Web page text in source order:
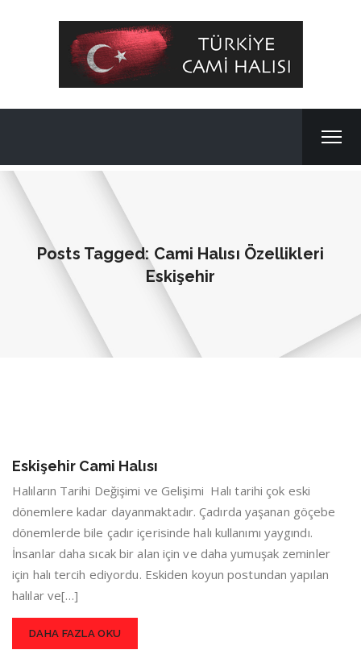
Posts Tagged: Cami Halısı Özellikleri
Eskişehir
Eskişehir Cami Halısı
Halıların Tarihi Değişimi ve Gelişimi Halı tarihi çok eski
dönemlere kadar dayanmaktadır. Çadırda yaşanan göçebe
dönemlerde bile çadır içerisinde halı kullanımı yaygındı.
İnsanlar daha sıcak bir alan için ve daha yumuşak zeminler
için halı tercih ediyordu. Eskiden koyun postundan yapılan
halılar ve[…]
DAHA FAZLA OKU